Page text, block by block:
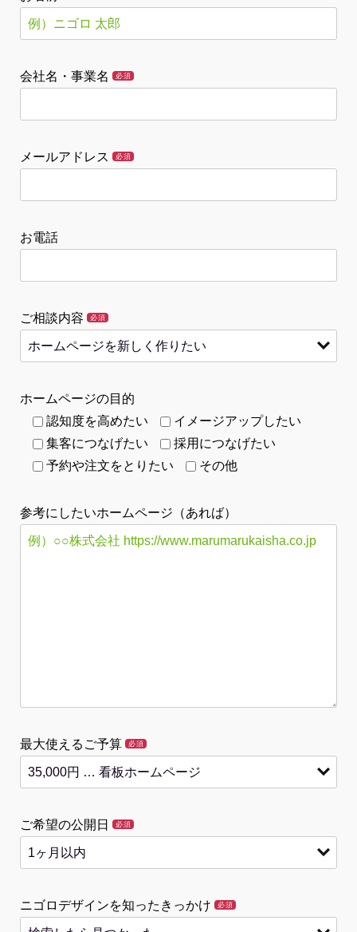
会社名・事業名 必須
メールアドレス 必須
お電話
ご相談内容 必須
ホームページの目的
認知度を高めたい
イメージアップしたい
集客につなげたい
採用につなげたい
予約や注文をとりたい
その他
参考にしたいホームページ（あれば）
最大使えるご予算 必須
ご希望の公開日 必須
ニゴロデザインを知ったきっかけ 必須